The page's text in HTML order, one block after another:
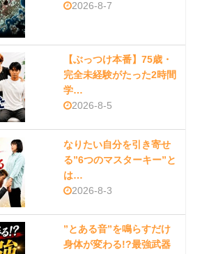
2026-8-7
【ぶっつけ本番】75歳・
完全未経験がたった2時間
学…
2026-8-5
なりたい自分を引き寄せ
る”6つのマスターキー”と
は…
2026-8-3
”とある音”を鳴らすだけ
身体が変わる!?最強武器